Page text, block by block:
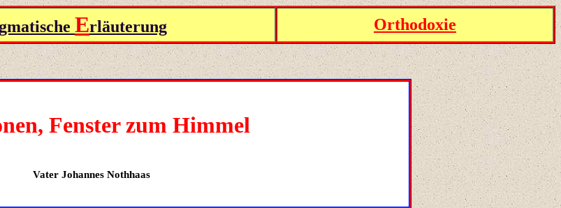
Erläuterung Orthodoxie
Fenster zum Himmel
Vater Johannes Nothhaas